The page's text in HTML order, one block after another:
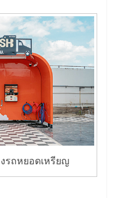
รถหยอดเหรียญ